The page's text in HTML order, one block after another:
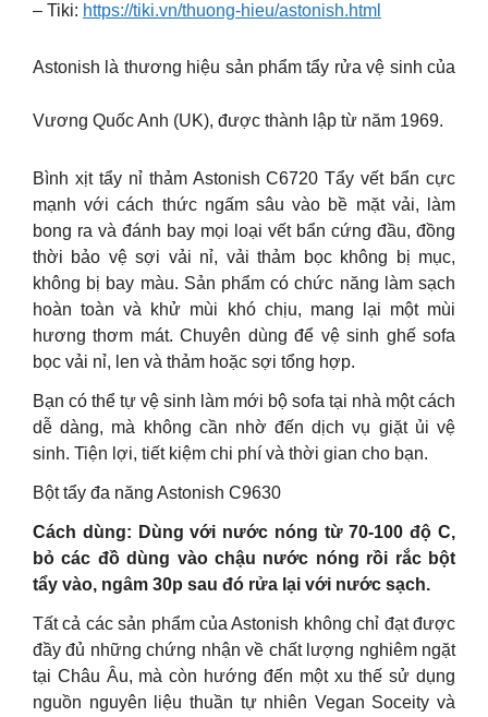
– Tiki: https://tiki.vn/thuong-hieu/astonish.html
Astonish là thương hiệu sản phẩm tẩy rửa vệ sinh của
Vương Quốc Anh (UK), được thành lập từ năm 1969.
Bình xịt tẩy nỉ thảm Astonish C6720 Tẩy vết bẩn cực
mạnh với cách thức ngấm sâu vào bề mặt vải, làm
bong ra và đánh bay mọi loại vết bẩn cứng đầu, đồng
thời bảo vệ sợi vải nỉ, vải thảm bọc không bị mục,
không bị bay màu. Sản phẩm có chức năng làm sạch
hoàn toàn và khử mùi khó chịu, mang lại một mùi
hương thơm mát. Chuyên dùng để vệ sinh ghế sofa
bọc vải nỉ, len và thảm hoặc sợi tổng hợp.
Bạn có thể tự vệ sinh làm mới bộ sofa tại nhà một cách
dễ dàng, mà không cần nhờ đến dịch vụ giặt ủi vệ
sinh. Tiện lợi, tiết kiệm chi phí và thời gian cho bạn.
Bột tẩy đa năng Astonish C9630
Cách dùng: Dùng với nước nóng từ 70-100 độ C,
bỏ các đồ dùng vào chậu nước nóng rồi rắc bột
tẩy vào, ngâm 30p sau đó rửa lại với nước sạch.
Tất cả các sản phẩm của Astonish không chỉ đạt được
đầy đủ những chứng nhận về chất lượng nghiêm ngặt
tại Châu Âu, mà còn hướng đến một xu thế sử dụng
nguồn nguyên liệu thuần tự nhiên Vegan Soceity và